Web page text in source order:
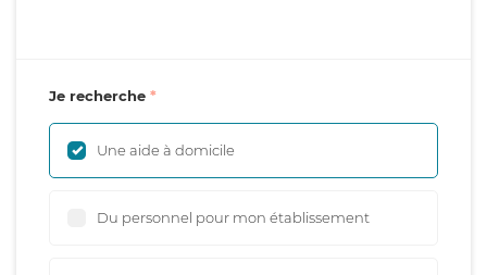
Je recherche
Une aide à domicile
Du personnel pour mon établissement